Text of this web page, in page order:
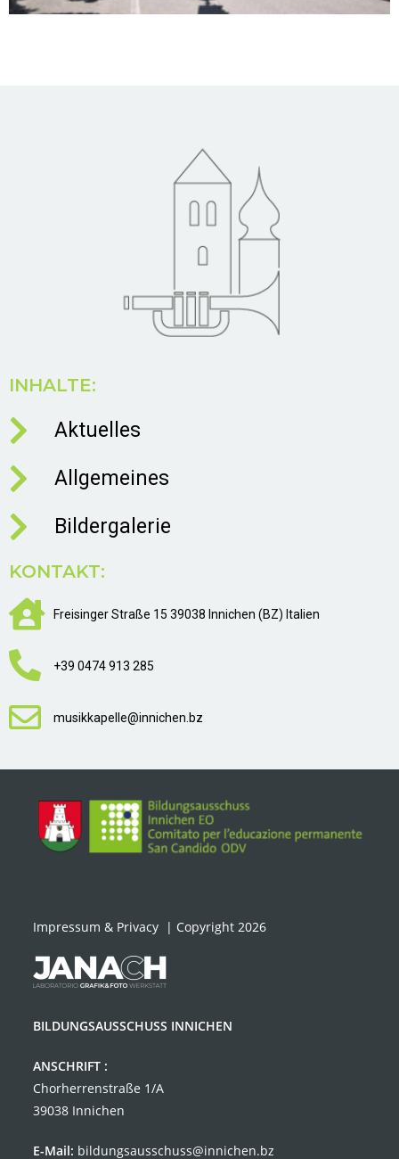
INHALTE:
Aktuelles
Allgemeines
Bildergalerie
KONTAKT:
Freisinger Straße 15 39038 Innichen (BZ) Italien
+39 0474 913 285
musikkapelle@innichen.bz
Impressum & Privacy | Copyright 2026
BILDUNGSAUSSCHUSS INNICHEN
ANSCHRIFT :
Chorherrenstraße 1/A
39038 Innichen
E-Mail: bildungsausschuss@innichen.bz